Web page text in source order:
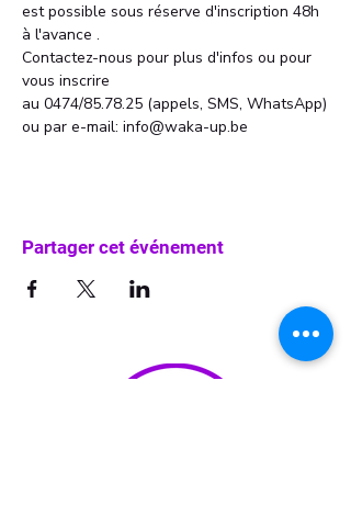
est possible sous réserve d'inscription 48h
à l'avance .
Contactez-nous pour plus d'infos ou pour
vous inscrire
au 0474/85.78.25 (appels, SMS, WhatsApp)
ou par e-mail: info@waka-up.be
Partager cet événement